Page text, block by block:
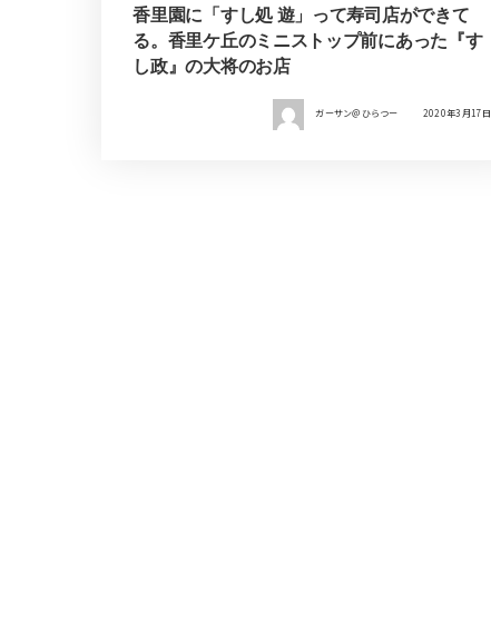
香里園に「すし処 遊」って寿司店ができて
る。香里ケ丘のミニストップ前にあった『す
し政』の大将のお店
ガーサン＠ひらつー 2020年3月17日